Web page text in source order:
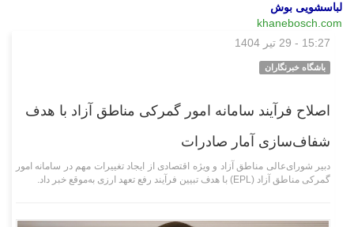
لباسشویی بوش
khanebosch.com
15:27 - 29 تیر 1404
باشگاه خبرنگاران
اصلاح فرآیند سامانه امور گمرکی مناطق آزاد با هدف
شفاف‌سازی آمار صادرات
دبیر شورای‌عالی مناطق آزاد و ویژه اقتصادی از ایجاد تغییرات مهم در سامانه امور
گمرکی مناطق آزاد (EPL) با هدف تبیین فرآیند رفع تعهد ارزی به‌موقع خبر داد.